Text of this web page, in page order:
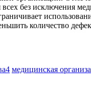
всех без
количество
4 медицинская